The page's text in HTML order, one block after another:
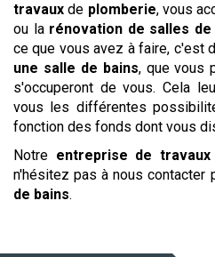
travaux de plomberie, vous
ou la rénovation de salles de
ce que vous avez à faire, c'est
une salle de bains, que vous
s'occuperont de vous. Cela
vous les différentes
fonction des fonds dont vous
Notre entreprise de travaux
n'hésitez pas à nous contacter
de bains.